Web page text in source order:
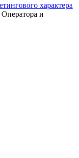
характера
Оператора и